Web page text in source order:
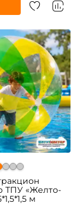
ТПУ «Желто-
м